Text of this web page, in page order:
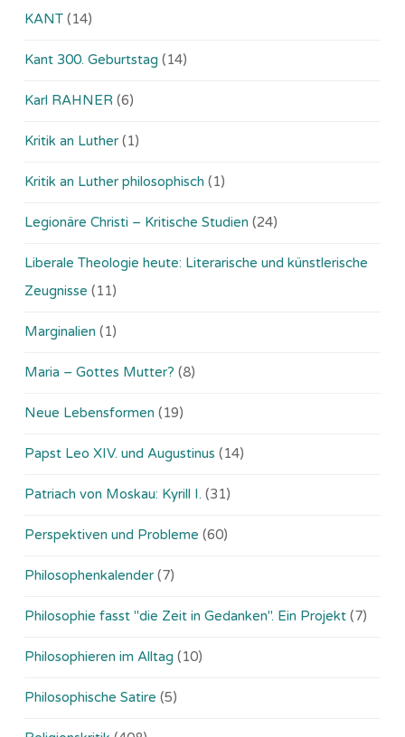
KANT (14)
Kant 300. Geburtstag (14)
Karl RAHNER (6)
Kritik an Luther (1)
Kritik an Luther philosophisch (1)
Legionäre Christi – Kritische Studien (24)
Liberale Theologie heute: Literarische und künstlerische
Zeugnisse (11)
Marginalien (1)
Maria – Gottes Mutter? (8)
Neue Lebensformen (19)
Papst Leo XIV. und Augustinus (14)
Patriach von Moskau: Kyrill I. (31)
Perspektiven und Probleme (60)
Philosophenkalender (7)
Philosophie fasst "die Zeit in Gedanken". Ein Projekt (7)
Philosophieren im Alltag (10)
Philosophische Satire (5)